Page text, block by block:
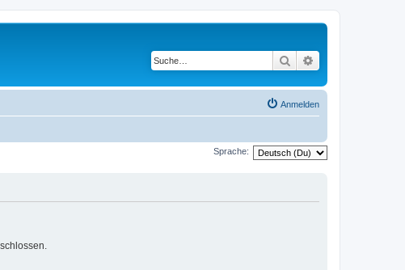
Suche
Anmelden
Sprache: